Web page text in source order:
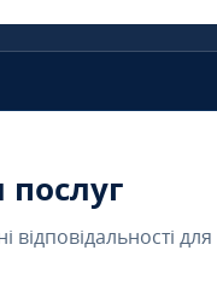
послуг
відповідальності